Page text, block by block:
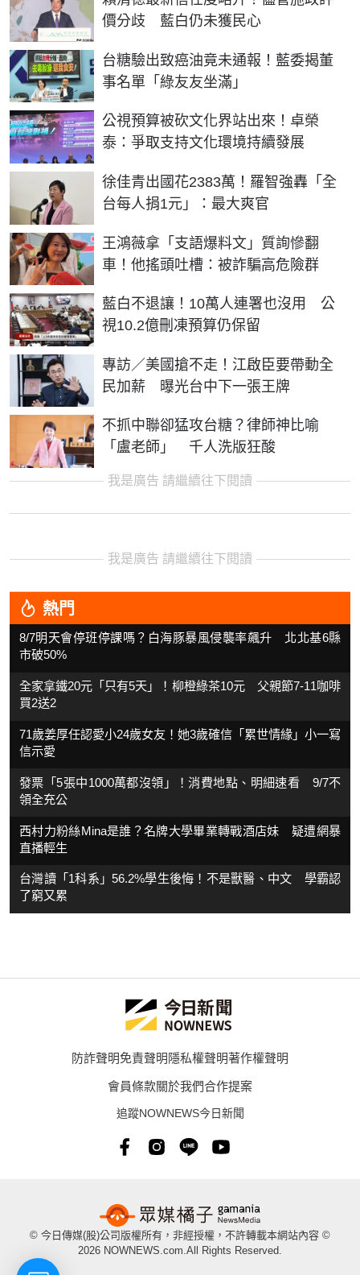
價分歧 藍白仍未獲民心
台糖驗出致癌油竟未通報！藍委揭董
事名單「綠友友坐滿」
公視預算被砍文化界站出來！卓榮
泰：爭取支持文化環境持續發展
徐佳青出國花2383萬！羅智強轟「全
台每人捐1元」：最大爽官
王鴻薇拿「支語爆料文」質詢慘翻
車！他搖頭吐槽：被詐騙高危險群
藍白不退讓！10萬人連署也沒用 公
視10.2億刪凍預算仍保留
專訪／美國搶不走！江啟臣要帶動全
民加薪 曝光台中下一張王牌
不抓中聯卻猛攻台糖？律師神比喻
「盧老師」 千人洗版狂酸
我是廣告 請繼續往下閱讀
我是廣告 請繼續往下閱讀
熱門
8/7明天會停班停課嗎？白海豚暴風侵襲率飆升 北北基6縣
市破50%
全家拿鐵20元「只有5天」！柳橙綠茶10元 父親節7-11咖啡
買2送2
71歲姜厚任認愛小24歲女友！她3歲確信「累世情緣」小一寫
信示愛
發票「5張中1000萬都沒領」！消費地點、明細速看 9/7不
領全充公
西村力粉絲Mina是誰？名牌大學畢業轉戰酒店妹 疑遭網暴
直播輕生
台灣讀「1科系」56.2%學生後悔！不是獸醫、中文 學霸認
了窮又累
防詐聲明免責聲明隱私權聲明著作權聲明
會員條款關於我們合作提案
追蹤NOWNEWS今日新聞
© 今日傳媒(股)公司版權所有，非經授權，不許轉載本網站內容 ©
2026 NOWNEWS.com.All Rights Reserved.